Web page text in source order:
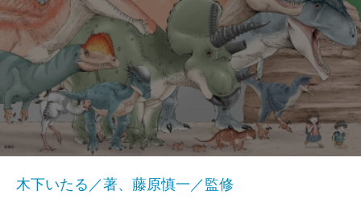
木下いたる／著、藤原慎一／監修